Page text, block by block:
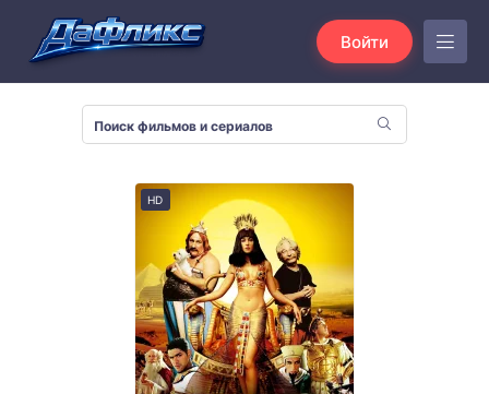
Войти
HD